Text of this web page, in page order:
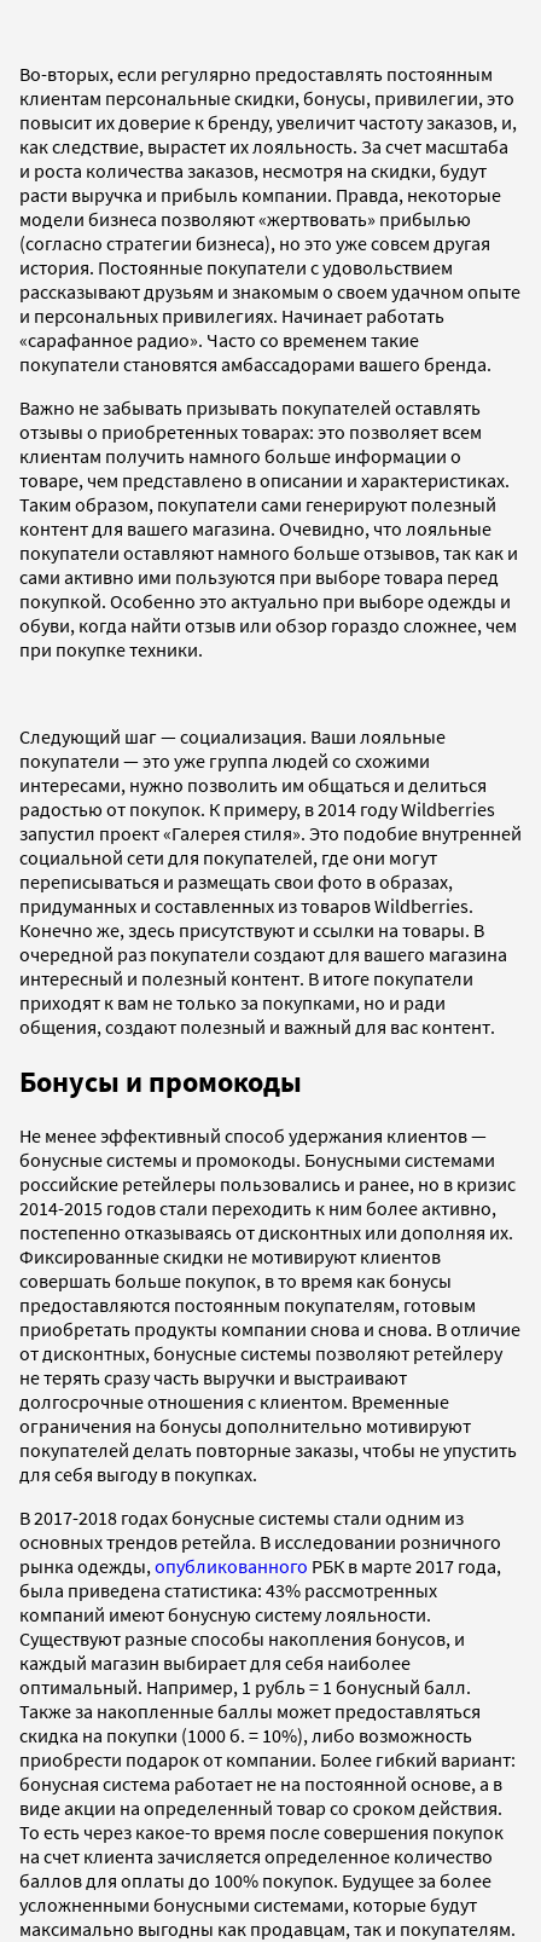
Во-вторых, если регулярно предоставлять постоянным
клиентам персональные скидки, бонусы, привилегии, это
повысит их доверие к бренду, увеличит частоту заказов, и,
как следствие, вырастет их лояльность. За счет масштаба
и роста количества заказов, несмотря на скидки, будут
расти выручка и прибыль компании. Правда, некоторые
модели бизнеса позволяют «жертвовать» прибылью
(согласно стратегии бизнеса), но это уже совсем другая
история. Постоянные покупатели с удовольствием
рассказывают друзьям и знакомым о своем удачном опыте
и персональных привилегиях. Начинает работать
«сарафанное радио». Часто со временем такие
покупатели становятся амбассадорами вашего бренда.
Важно не забывать призывать покупателей оставлять
отзывы о приобретенных товарах: это позволяет всем
клиентам получить намного больше информации о
товаре, чем представлено в описании и характеристиках.
Таким образом, покупатели сами генерируют полезный
контент для вашего магазина. Очевидно, что лояльные
покупатели оставляют намного больше отзывов, так как и
сами активно ими пользуются при выборе товара перед
покупкой. Особенно это актуально при выборе одежды и
обуви, когда найти отзыв или обзор гораздо сложнее, чем
при покупке техники.
Следующий шаг — социализация. Ваши лояльные
покупатели — это уже группа людей со схожими
интересами, нужно позволить им общаться и делиться
радостью от покупок. К примеру, в 2014 году Wildberries
запустил проект «Галерея стиля». Это подобие внутренней
социальной сети для покупателей, где они могут
переписываться и размещать свои фото в образах,
придуманных и составленных из товаров Wildberries.
Конечно же, здесь присутствуют и ссылки на товары. В
очередной раз покупатели создают для вашего магазина
интересный и полезный контент. В итоге покупатели
приходят к вам не только за покупками, но и ради
общения, создают полезный и важный для вас контент.
Бонусы и промокоды
Не менее эффективный способ удержания клиентов —
бонусные системы и промокоды. Бонусными системами
российские ретейлеры пользовались и ранее, но в кризис
2014-2015 годов стали переходить к ним более активно,
постепенно отказываясь от дисконтных или дополняя их.
Фиксированные скидки не мотивируют клиентов
совершать больше покупок, в то время как бонусы
предоставляются постоянным покупателям, готовым
приобретать продукты компании снова и снова. В отличие
от дисконтных, бонусные системы позволяют ретейлеру
не терять сразу часть выручки и выстраивают
долгосрочные отношения с клиентом. Временные
ограничения на бонусы дополнительно мотивируют
покупателей делать повторные заказы, чтобы не упустить
для себя выгоду в покупках.
В 2017-2018 годах бонусные системы стали одним из
основных трендов ретейла. В исследовании розничного
рынка одежды,опубликованного РБК в марте 2017 года,
была приведена статистика: 43% рассмотренных
компаний имеют бонусную систему лояльности.
Существуют разные способы накопления бонусов, и
каждый магазин выбирает для себя наиболее
оптимальный. Например, 1 рубль = 1 бонусный балл.
Также за накопленные баллы может предоставляться
скидка на покупки (1000 б. = 10%), либо возможность
приобрести подарок от компании. Более гибкий вариант:
бонусная система работает не на постоянной основе, а в
виде акции на определенный товар со сроком действия.
То есть через какое-то время после совершения покупок
на счет клиента зачисляется определенное количество
баллов для оплаты до 100% покупок. Будущее за более
усложненными бонусными системами, которые будут
максимально выгодны как продавцам, так и покупателям.